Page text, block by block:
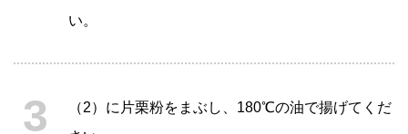
い。
（2）に片栗粉をまぶし、180℃の油で揚げてくだ